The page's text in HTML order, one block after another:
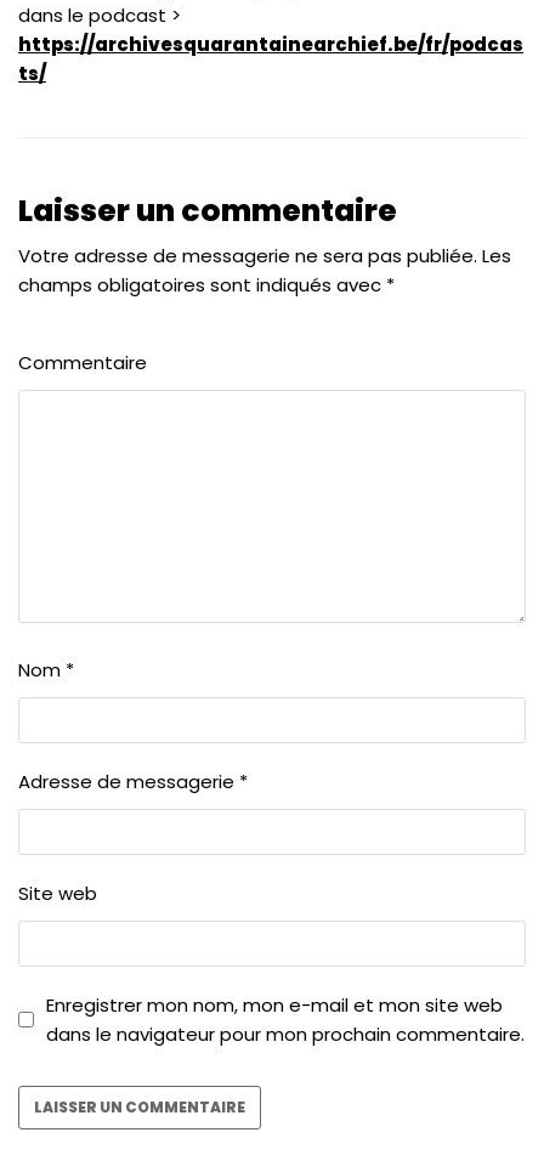
dans le podcast >
https://archivesquarantainearchief.be/fr/podcas
ts/
Laisser un commentaire
Votre adresse de messagerie ne sera pas publiée. Les
champs obligatoires sont indiqués avec *
Commentaire
Nom *
Adresse de messagerie *
Site web
Enregistrer mon nom, mon e-mail et mon site web
dans le navigateur pour mon prochain commentaire.